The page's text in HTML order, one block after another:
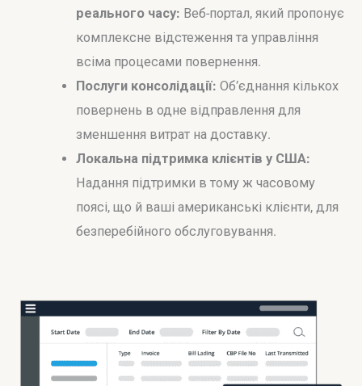
реального часу: Веб-портал, який пропонує
комплексне відстеження та управління
всіма процесами повернення.
Послуги консолідації: Об’єднання кількох
повернень в одне відправлення для
зменшення витрат на доставку.
Локальна підтримка клієнтів у США:
Надання підтримки в тому ж часовому
поясі, що й ваші американські клієнти, для
безперебійного обслуговування.